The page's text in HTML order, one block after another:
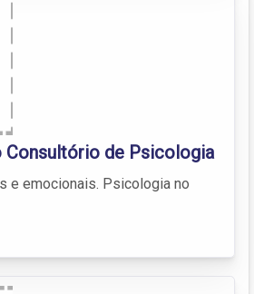
Consultório de Psicologia
e emocionais. Psicologia no